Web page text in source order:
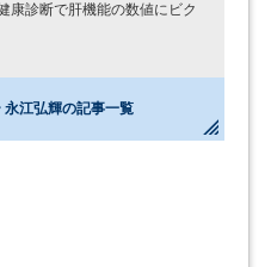
康診断で肝機能の数値にビク
江弘輝の記事一覧